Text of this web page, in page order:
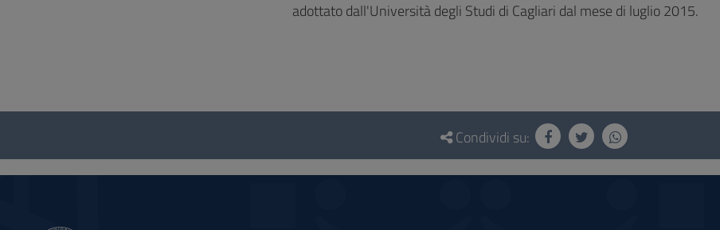
adottato dall'Università degli Studi di Cagliari dal mese di luglio 2015.
Questionario
social
Condividi su: